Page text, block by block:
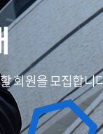
회원을 모집합니